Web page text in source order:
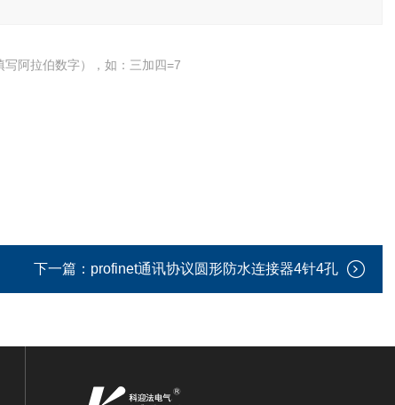
写阿拉伯数字），如：三加四=7
下一篇： profinet通讯协议圆形防水连接器4针4孔